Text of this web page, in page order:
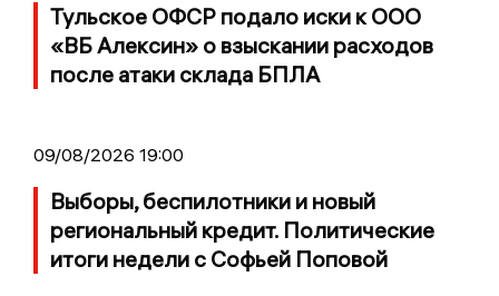
Тульское ОФСР подало иски к ООО
«ВБ Алексин» о взыскании расходов
после атаки склада БПЛА
09/08/2026 19:00
Выборы, беспилотники и новый
региональный кредит. Политические
итоги недели с Софьей Поповой